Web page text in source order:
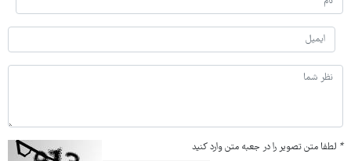
* لطفا متن تصویر را در جعبه متن وارد کنید